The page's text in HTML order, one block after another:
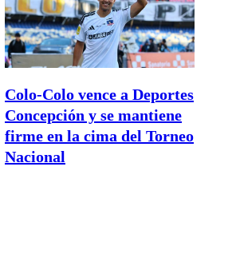
Colo-Colo vence a Deportes
Concepción y se mantiene
firme en la cima del Torneo
Nacional